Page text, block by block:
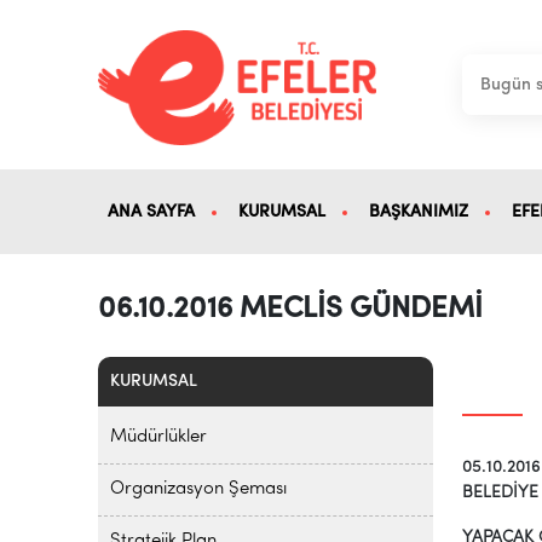
ANA SAYFA KURUMSAL BAŞKANIMIZ
06.10.2016 MECLİS GÜNDEMİ
KURUMSAL
Müdürlükler
Organizasyon Şeması
05.10.2016